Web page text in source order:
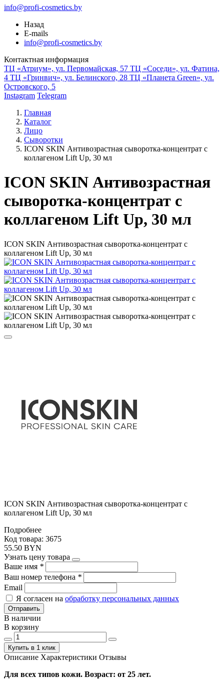
info@profi-cosmetics.by
Назад
E-mails
info@profi-cosmetics.by
Контактная информация
ТЦ «Атриум», ул. Первомайская, 57 ТЦ «Соседи», ул. Фатина,
4 ТЦ «Гринвич», ул. Белинского, 28 ТЦ «Планета Green», ул.
Островского, 5
Instagram Telegram
Главная
Каталог
Лицо
Сыворотки
ICON SKIN Антивозрастная сыворотка-концентрат с
коллагеном Lift Up, 30 мл
ICON SKIN Антивозрастная
сыворотка-концентрат с
коллагеном Lift Up, 30 мл
ICON SKIN Антивозрастная сыворотка-концентрат с
коллагеном Lift Up, 30 мл
ICON SKIN Антивозрастная сыворотка-концентрат с
коллагеном Lift Up, 30 мл
Подробнее
Код товара: 3675
55.50 BYN
Узнать цену товара
Ваше имя *
Ваш номер телефона *
Email
Я согласен на обработку персональных данных
Отправить
В наличии
В корзину
Купить в 1 клик
Описание Характеристики Отзывы
Для всех типов кожи. Возраст: от 25 лет.